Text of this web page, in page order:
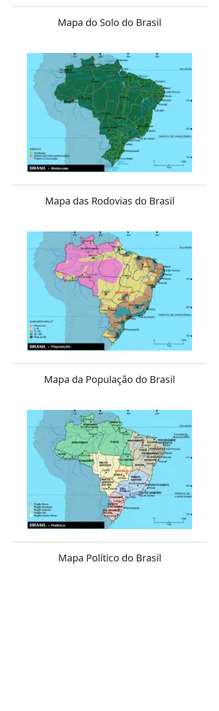
Mapa do Solo do Brasil
Mapa das Rodovias do Brasil
Mapa da População do Brasil
Mapa Político do Brasil